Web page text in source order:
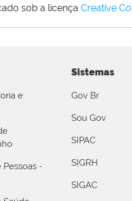
sob a licença Creative
e
-
Sistemas
Gov Br
Sou Gov
SIPAC
SIGRH
SIGAC